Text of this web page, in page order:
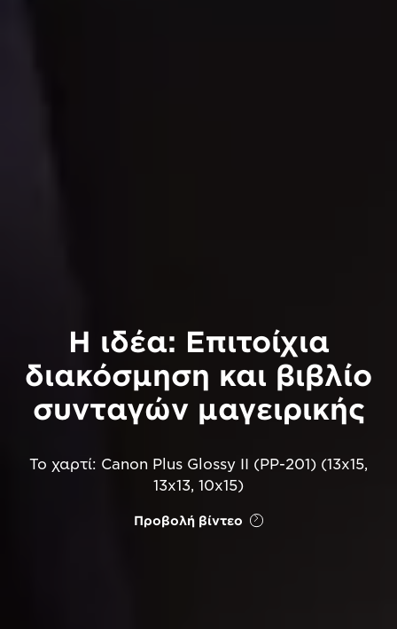
Η ιδέα: Επιτοίχια
διακόσμηση και βιβλίο
συνταγών μαγειρικής
Το χαρτί: Canon Plus Glossy II (PP-201) (13x15,
13x13, 10x15)
Προβολή βίντεο